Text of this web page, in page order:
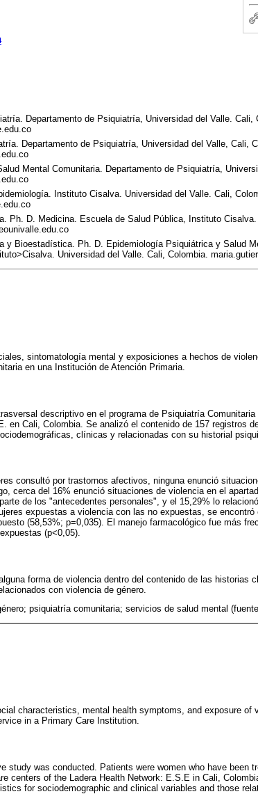
Departamento de Psiquiatría, Universidad del Valle. Cali,
Departamento de Psiquiatría, Universidad del Valle, Cali,
Mental Comunitaria. Departamento de Psiquiatría,
Instituto Cisalva. Universidad del Valle. Cali,
Ph. D. Medicina. Escuela de Salud Pública, Instituto
y Bioestadística. Ph. D. Epidemiología Psiquiátrica y Salud
Universidad del Valle. Cali, Colombia.
sintomatología mental y exposiciones a hechos de
en una Institución de Atención Primaria.
descriptivo en el programa de Psiquiatría
en Cali, Colombia. Se analizó el contenido de 157 registros
clínicas y relacionadas con su historial
consultó por trastornos afectivos, ninguna enunció
cerca del 16% enunció situaciones de violencia en el
de los "antecedentes personales", y el 15,29% lo
expuestas a violencia con las no expuestas, se
(58,53%; p=0,035). El manejo farmacológico fue más
(p<0,05).
forma de violencia dentro del contenido de las historias
con violencia de género.
psiquiatría comunitaria; servicios de salud mental
characteristics, mental health symptoms, and exposure of
in a Primary Care Institution.
study was conducted. Patients were women who have been
centers of the Ladera Health Network: E.S.E in Cali,
for sociodemographic and clinical variables and those